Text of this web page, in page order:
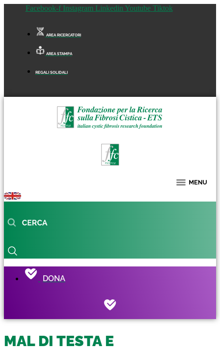
Facebook-f Instagram Linkedin Youtube Tiktok
AREA RICERCATORI
AREA STAMPA
REGALI SOLIDALI
DONA
MAL DI TESTA E